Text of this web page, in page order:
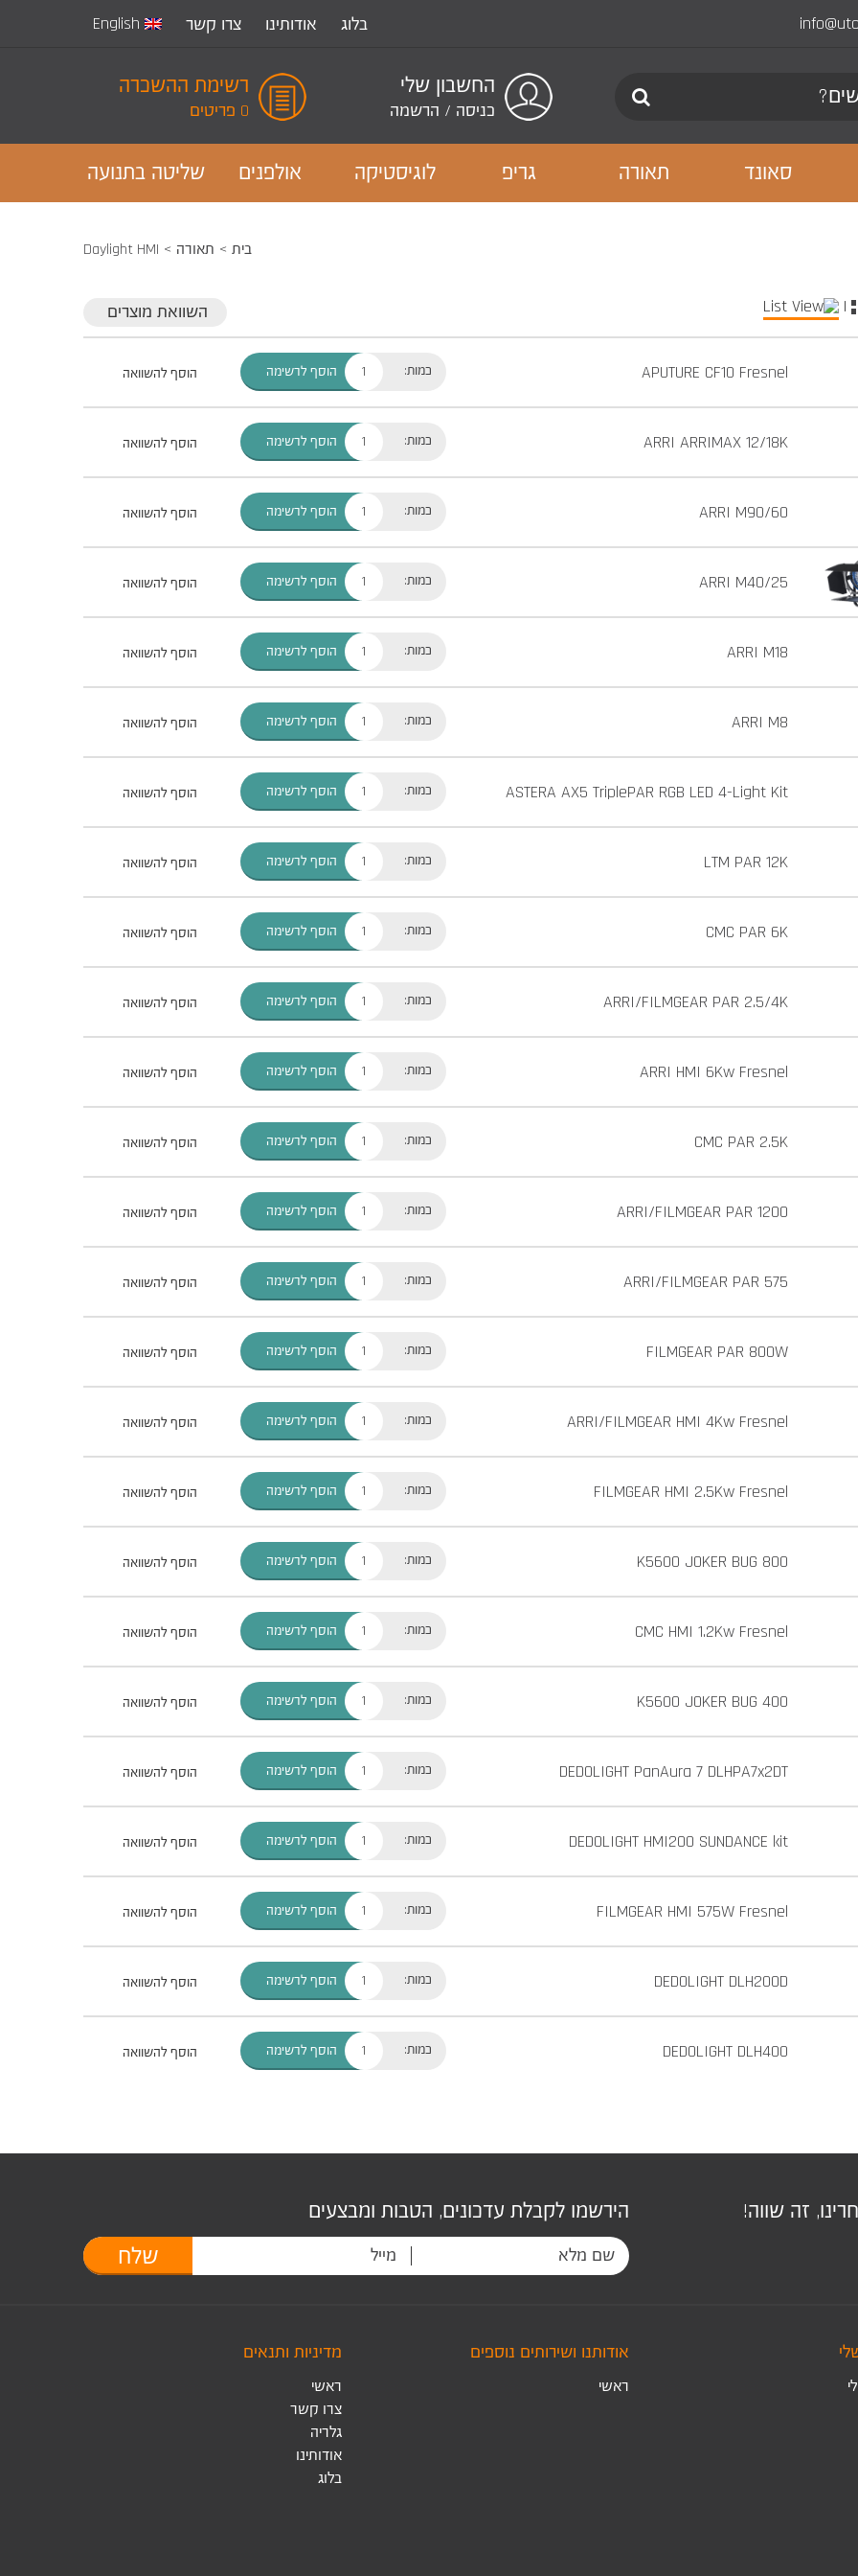
בלוג אודותינו צרו קשר English
החשבון שלי
כניסה / הרשמה
רשימת ההשכרה
0 פריטים
סאונד תאורה גריפ לוגיסטיקה אולפנים שליטה בתנועה
בית תאורה Daylight HMI
השוואת מוצרים |
APUTURE CF10 Fresnel כמות: הוסף לרשימה הוסף להשוואה
ARRI ARRIMAX 12/18K כמות: הוסף לרשימה הוסף להשוואה
ARRI M90/60 כמות: הוסף לרשימה הוסף להשוואה
ARRI M40/25 כמות: הוסף לרשימה הוסף להשוואה
ARRI M18 כמות: הוסף לרשימה הוסף להשוואה
ARRI M8 כמות: הוסף לרשימה הוסף להשוואה
ASTERA AX5 TriplePAR RGB LED 4-Light Kit כמות: הוסף לרשימה הוסף להשוואה
LTM PAR 12K כמות: הוסף לרשימה הוסף להשוואה
CMC PAR 6K כמות: הוסף לרשימה הוסף להשוואה
ARRI/FILMGEAR PAR 2.5/4K כמות: הוסף לרשימה הוסף להשוואה
ARRI HMI 6Kw Fresnel כמות: הוסף לרשימה הוסף להשוואה
CMC PAR 2.5K כמות: הוסף לרשימה הוסף להשוואה
ARRI/FILMGEAR PAR 1200 כמות: הוסף לרשימה הוסף להשוואה
ARRI/FILMGEAR PAR 575 כמות: הוסף לרשימה הוסף להשוואה
FILMGEAR PAR 800W כמות: הוסף לרשימה הוסף להשוואה
ARRI/FILMGEAR HMI 4Kw Fresnel כמות: הוסף לרשימה הוסף להשוואה
FILMGEAR HMI 2.5Kw Fresnel כמות: הוסף לרשימה הוסף להשוואה
K5600 JOKER BUG 800 כמות: הוסף לרשימה הוסף להשוואה
CMC HMI 1.2Kw Fresnel כמות: הוסף לרשימה הוסף להשוואה
K5600 JOKER BUG 400 כמות: הוסף לרשימה הוסף להשוואה
DEDOLIGHT PanAura 7 DLHPA7x2DT כמות: הוסף לרשימה הוסף להשוואה
DEDOLIGHT HMI200 SUNDANCE kit כמות: הוסף לרשימה הוסף להשוואה
FILMGEAR HMI 575W Fresnel כמות: הוסף לרשימה הוסף להשוואה
DEDOLIGHT DLH200D כמות: הוסף לרשימה הוסף להשוואה
DEDOLIGHT DLH400 כמות: הוסף לרשימה הוסף להשוואה
זה שווה! הירשמו לקבלת עדכונים, הטבות ומבצעים
שלח
אודותנו ושירותים נוספים
ראשי
מדיניות ותנאים
ראשי
צרו קשר
גלריה
אודותינו
בלוג